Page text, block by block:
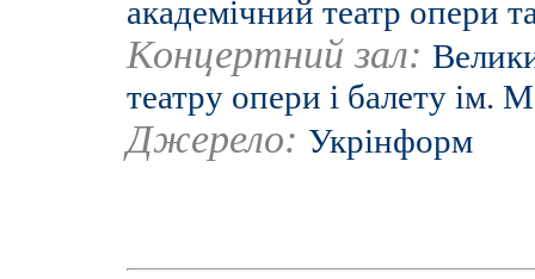
академічний театр опери
Концертний зал:
театру опери і балету ім.
Джерело: Укрінформ